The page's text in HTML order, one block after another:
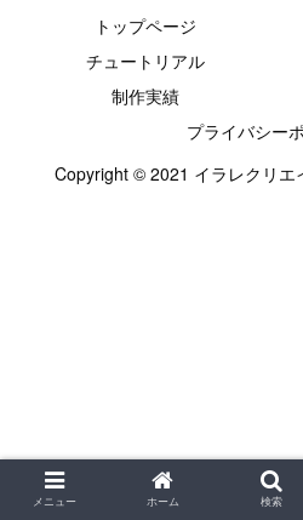
トップページ
チュートリアル
制作実績
プライバシー
Copyright © 2021 イラレクリエ
メニュー ホーム 検索